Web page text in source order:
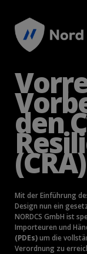
den
(CRA)
Mit der Einführung
Design nun ein
NORDCS GmbH ist
Importeuren und
(PDEs)um die
Verordnung zu